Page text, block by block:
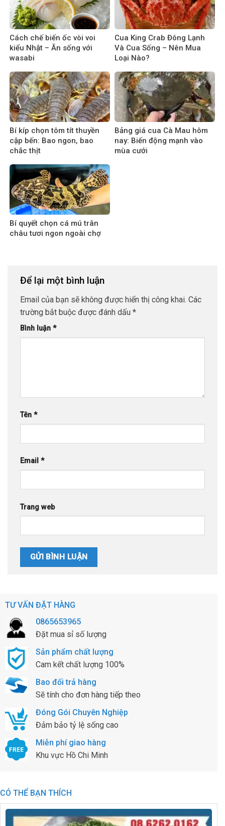
TƯ VẤN ĐẶT HÀNG
0865653965
Đặt mua sỉ số lượng
Sản phẩm chất lượng
Cam kết chất lượng 100%
Bao đổi trả hàng
Sẽ tính cho đơn hàng tiếp theo
Đóng Gói Chuyên Nghiệp
Đảm bảo tỷ lệ sống cao
Miễn phí giao hàng
Khu vực Hồ Chi Minh
CÓ THỂ BẠN THÍCH
Cách chế biến ốc vòi voi
kiểu Nhật – Ăn sống với
wasabi
Cua King Crab Đông Lạnh
Và Cua Sống – Nên Mua
Loại Nào?
Bí kíp chọn tôm tít thuyền
cập bến: Bao ngon, bao
chắc thịt
Bảng giá cua Cà Mau hôm
nay: Biến động mạnh vào
mùa cưới
Bí quyết chọn cá mú trân
châu tươi ngon ngoài chợ
Để lại một bình luận
Email của bạn sẽ không được hiển thị công khai. Các
trường bắt buộc được đánh dấu *
Bình luận *
Tên *
Email *
Trang web